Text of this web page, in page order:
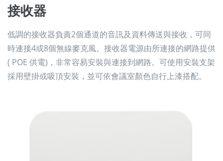
接收器
低調的接收器負責2個通道的音訊及資料傳送與接收，可同
時連接4或8個無線麥克風。接收器電源由所連接的網路提供
( POE 供電)，非常容易安裝與連接到網路。可使用安裝支架
採用壁掛或吸頂安裝，並可依會議室顏色自行上漆搭配。